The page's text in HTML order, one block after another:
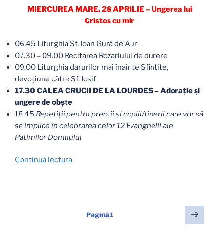
MIERCUREA MARE, 28 APRILIE – Ungerea lui
Cristos cu mir
06.45 Liturghia Sf. Ioan Gură de Aur
07.30 – 09.00 Recitarea Rozariului de durere
09.00 Liturghia darurilor mai înainte Sfințite,
devoţiune către Sf. Iosif
17.30 CALEA CRUCII DE LA LOURDES – Adorație și
ungere de obşte
18.45 Repetiţii pentru preoții și copiii/tinerii care vor să
se implice în celebrarea celor 12 Evanghelii ale
Patimilor Domnului
Continuă lectura„Program
Sfintele
2021”Pagină1